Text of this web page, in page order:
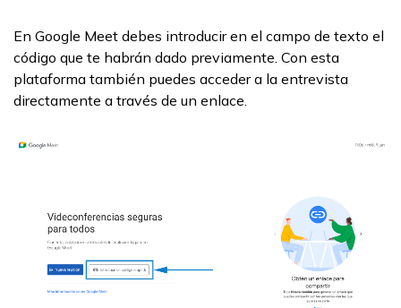
En Google Meet debes introducir en el campo de texto el
código que te habrán dado previamente. Con esta
plataforma también puedes acceder a la entrevista
directamente a través de un enlace.